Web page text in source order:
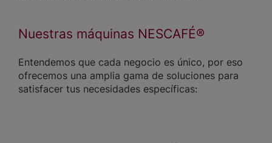
Nuestras máquinas NESCAFÉ®
Entendemos que cada negocio es único, por eso
ofrecemos una amplia gama de soluciones para
satisfacer tus necesidades específicas: